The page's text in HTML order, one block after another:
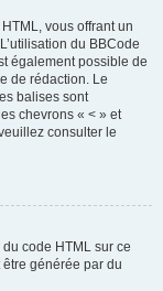
vous offrant un
du BBCode
également possible de
de rédaction. Le
balises sont
chevrons « < » et
consulter le
code HTML sur ce
générée par du